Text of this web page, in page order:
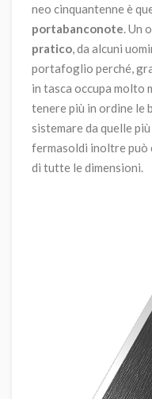
neo cinquantenne è
portabanconote. Un
pratico, da alcuni
portafoglio perché,
in tasca occupa molto
tenere più in ordine le
sistemare da quelle
fermasoldi inoltre può
di tutte le dimensioni.